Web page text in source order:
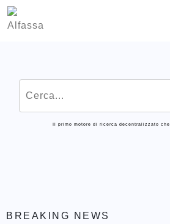
Il primo motore di ricerca decentralizzato
BREAKING NEWS